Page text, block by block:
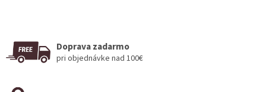
Doprava zadarmo
pri objednávke nad 100€